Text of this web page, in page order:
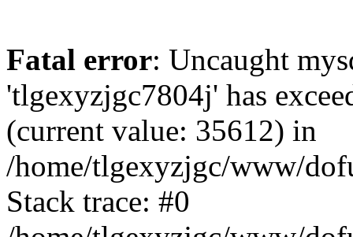
Fatal error: Uncaught
'tlgexyzjgc7804j' has
(current value: 35612) in
/home/tlgexyzjgc/www/
Stack trace: #0